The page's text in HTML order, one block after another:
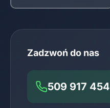
Zadzwoń do nas
509 917 454